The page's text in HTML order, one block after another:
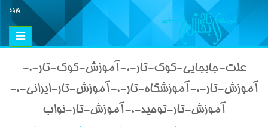
ورود
Toggle
علت-جابجایی-کوک-تار-،-آموزش-کوک-تار-،-
آموزش-تار-،-آموزشگاه-تار-،-آموزش-تار-ایرانی-،-
آموزش-تار-توحید-،-آموزش-تار-نواب